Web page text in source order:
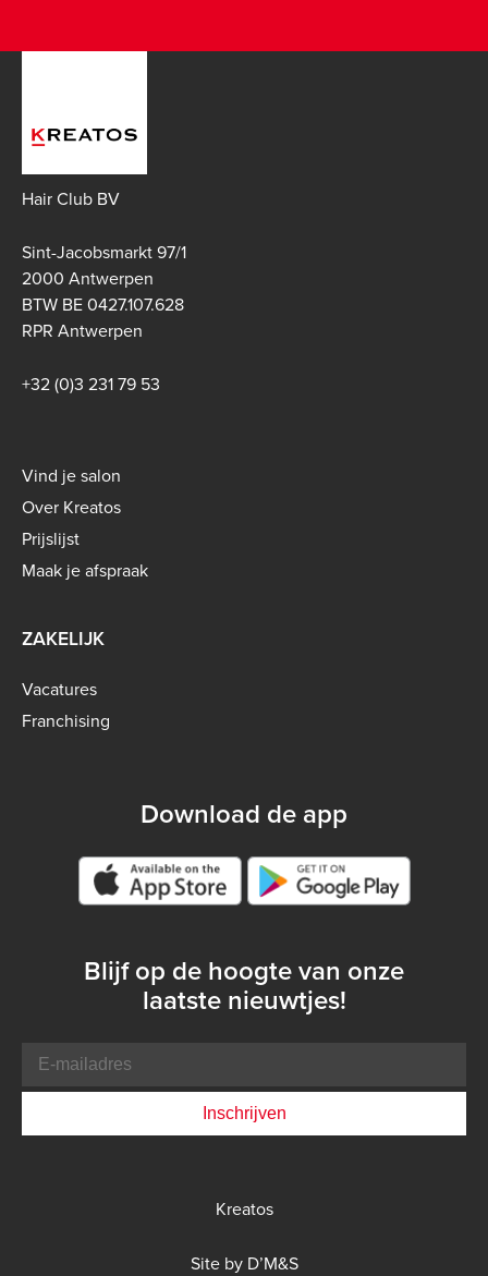
Hair Club BV
Sint-Jacobsmarkt 97/1
2000 Antwerpen
BTW BE 0427.107.628
RPR Antwerpen
+32 (0)3 231 79 53
Footer
menu
-
B2C
Vind je salon
Over Kreatos
Prijslijst
Maak je afspraak
ZAKELIJK
Vacatures
Franchising
Download de app
Google play store
Blijf op de hoogte van onze
laatste nieuwtjes!
mailadres
Kreatos
Site by D’M&S